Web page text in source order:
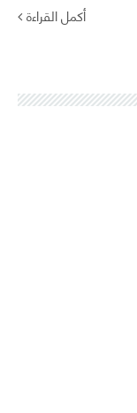
أكمل القراءة